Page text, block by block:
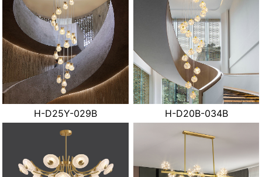
H-D25Y-029B H-D20B-034B